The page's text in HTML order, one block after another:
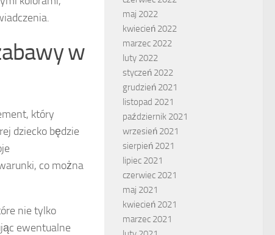
w
który
dziecko będzie
co można
nie tylko
ewentualne
maj 2022
kwiecień 2022
marzec 2022
luty 2022
styczeń 2022
grudzień 2021
listopad 2021
październik 2021
wrzesień 2021
sierpień 2021
lipiec 2021
czerwiec 2021
maj 2021
kwiecień 2021
marzec 2021